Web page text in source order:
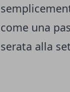
come una
serata alla